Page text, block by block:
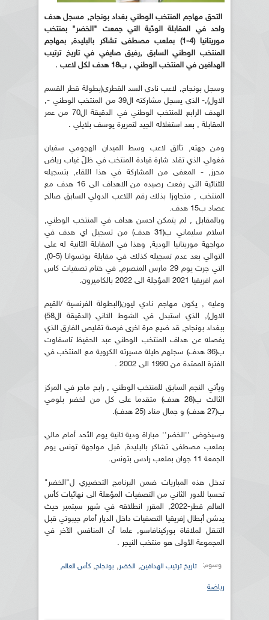
التحق مهاجم المنتخب الوطني بغداد بونجاح, مسجل هدف
واحد في المقابلة الودّية التي جمعت "الخضر" بمنتخب
موريتانيا (4-1) بملعب مصطفى تشاكر بالبليدة, بمهاجم
المنتخب الوطني السابق ,رفيق صايفي في تاريخ ترتيب
الهدافين في المنتخب الوطني , ب18 هدف لكل لاعب .
وسجل بونجاح, لاعب نادي السد القطري(بطولة قطر القسم
الاول),- الذي يسجل مشاركته ال39 من المنتخب الوطني -,
الهدف الرابع للمنتخب الوطني في الدقيقة ال70 من عمر
المقابلة , بعد استغلاله الجيد لتمريرة يوسف بلايلي .
ومن جهته, تألق لاعب وسط الميدان الهجومي سفيان
فغولي الذي تقلد شارة قيادة المنتخب في ظلّ غياب رياض
محرز, - المعفى من المشاركة في هذا اللقاء, بتسجيله
للثنائية التي رفعت رصيده من الاهداف الى 16 هدف مع
المنتخب , متجاوزا بذلك رقم اللاعب الدولي السابق صالح
عصاد ب15 هدف.
وبالمقابل , لم يتمكن احسن هداف في المنتخب الوطني,
اسلام سليماني ب(31 هدف) من تسجيل اي هدف في
مواجهة موريتانيا الودية, وهذا في المقابلة الثانية له على
التوالي بعد عدم تسجيله كذلك في مقابلة بوتسوانا (5-0),
التي جرت يوم 29 مارس المنصرم, في ختام تصفيات كاس
امم افريقيا 2021 المؤجلة الى 2022 بالكاميرون.
وعليه , يكون مهاجم نادي ليون(البطولة الفرنسية /القيم
الاول), الذي استبدل في الشوط الثاني (الدقيقة ال58)
ببغداد بونجاح, قد ضيع مرة اخرى فرصة تقليص الفارق الذي
يفصله عن هداف المنتخب الوطني عبد الحفيظ تاسفاوت
ب(36 هدف) سجلهم طيلة مسيرته الكروية مع المنتخب في
الفترة الممتدة من 1990 الى 2002 .
ويأتي النجم السابق للمنتخب الوطني , رابح ماجر في المركز
الثالث ب(28 هدف) متقدما على كل من لخضر بلومي
ب(27 هدف) و جمال مناد (25 هدف).
وسيخوض ''الخضر'' مباراة ودية ثانية يوم الأحد أمام مالي
بملعب مصطفى تشاكر بالبليدة, قبل مواجهة تونس يوم
الجمعة 11 جوان بملعب رادس بتونس.
تدخل هذه المباريات ضمن البرنامج التحضيري ل"الخضر"
تحسبا للدور الثاني من التصفيات المؤهلة الى نهائيات كأس
العالم قطر-2022, المقرر انطلاقه في شهر سبتمبر حيث
يدشن أبطال إفريقيا التصفيات داخل الديار أمام جيبوتي قبل
التنقل لملاقاة بوركينافاسو, علما أن المنافس الآخر في
المجموعة الأولى هو منتخب النيجر .
وسوم: تاريخ ترتيب الهدافين, الخضر, بونجاح, كأس العالم
رياضة